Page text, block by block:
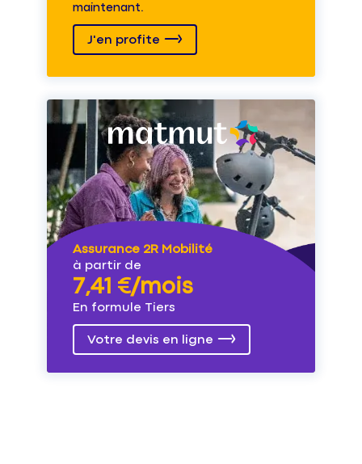
maintenant.
J'en profite
Assurance 2R Mobilité
à partir de
7,41 €/mois
En formule Tiers
Votre devis en ligne